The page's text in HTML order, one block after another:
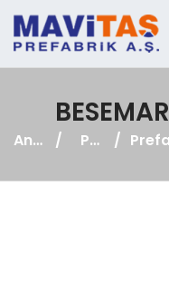
Anasayfa Projeler